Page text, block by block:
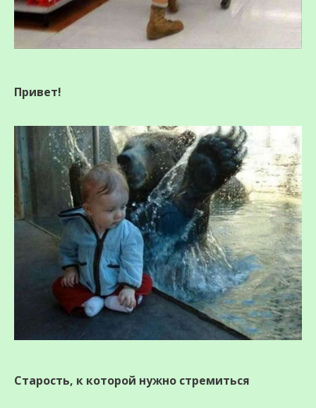
Привет!
Старость, к которой нужно стремиться